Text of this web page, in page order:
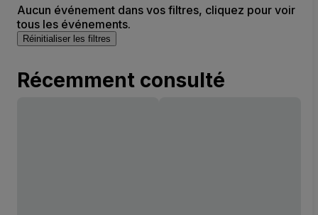
Aucun événement dans vos filtres, cliquez pour voir
tous les événements.
Réinitialiser les filtres
Récemment consulté